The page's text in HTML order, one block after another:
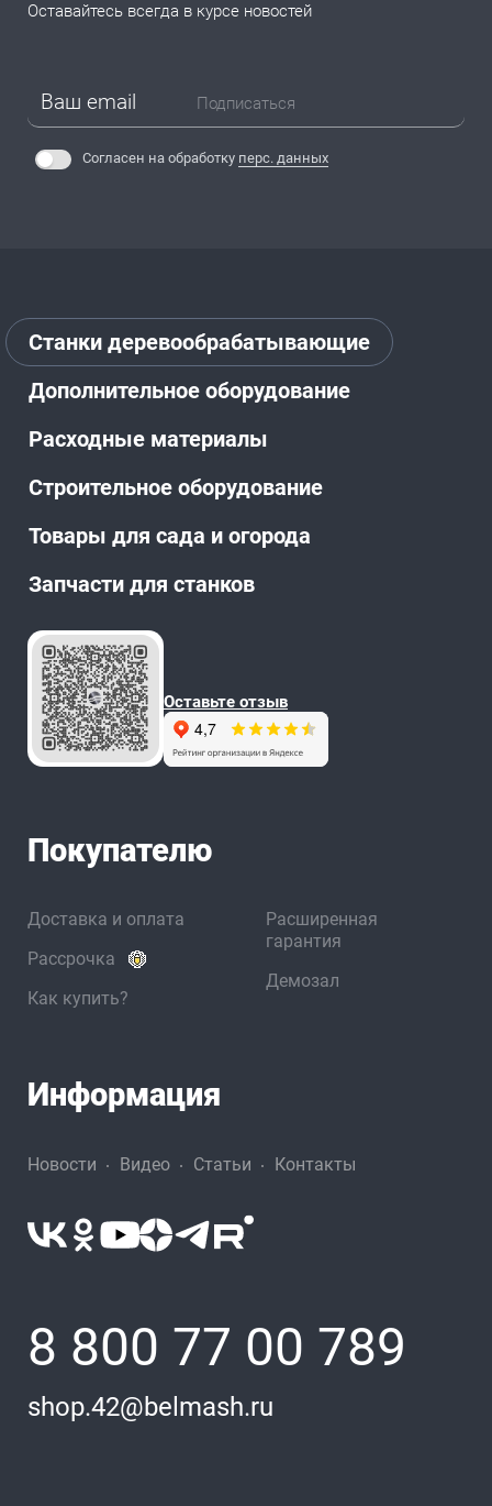
Станки деревообрабатывающие
Дополнительное оборудование
Расходные материалы
Строительное оборудование
Товары для сада и огорода
Запчасти для станков
Оставьте отзыв
Оставайтесь всегда в курсе новостей
Подписаться
Согласен на обработку перс. данных
Покупателю
Доставка и оплата
Рассрочка
Как купить?
Расширенная
гарантия
Демозал
Информация
Новости Видео Статьи Контакты
8 800 77 00 789
shop.42@belmash.ru